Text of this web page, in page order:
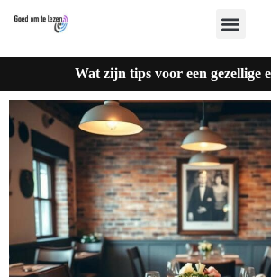
Wat zijn tips voor een gezellige